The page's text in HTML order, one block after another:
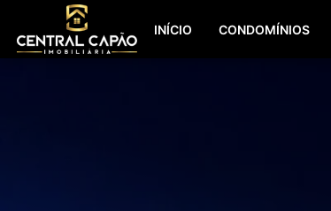
INÍCIO CONDOMÍNIOS